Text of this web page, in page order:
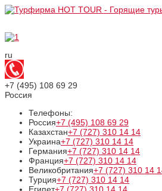
ru
+7 (495) 108 69 29
Россия
Телефоны:
Россия+7 (495) 108 69 29
Казахстан+7 (727) 310 14 14
Украина+7 (727) 310 14 14
Германия+7 (727) 310 14 14
Франция+7 (727) 310 14 14
Великобритания+7 (727) 310 14
Турция+7 (727) 310 14 14